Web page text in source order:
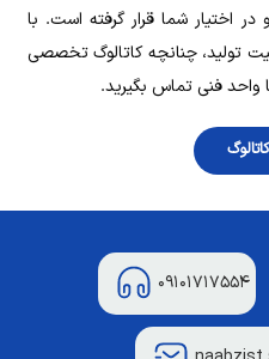
اختیار شما قرار گرفته است. با
تولید، چنانچه کاتالوگ تخصصی
واحد فنی تماس بگیرید.
۰۹۱۰۱۷۱۷۵۵۴